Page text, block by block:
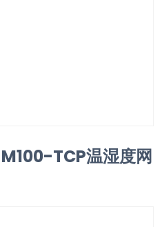
TCP温湿度网